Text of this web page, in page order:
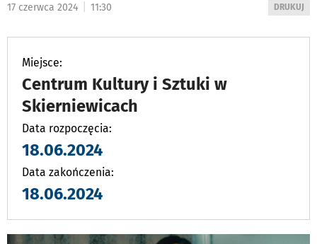
WYDRUKUJ
DRUKUJ
17 czerwca 2024 11:30
Miejsce:
Centrum Kultury i Sztuki w
Skierniewicach
Data rozpoczęcia:
18.06.2024
Data zakończenia:
18.06.2024